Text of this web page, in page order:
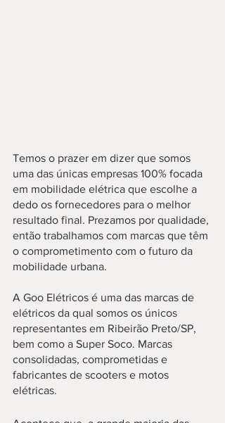
Temos o prazer em dizer que somos
uma das únicas empresas 100% focada
em mobilidade elétrica que escolhe a
dedo os fornecedores para o melhor
resultado final. Prezamos por qualidade,
então trabalhamos com marcas que têm
o comprometimento com o futuro da
mobilidade urbana.
A Goo Elétricos é uma das marcas de
elétricos da qual somos os únicos
representantes em Ribeirão Preto/SP,
bem como a Super Soco. Marcas
consolidadas, comprometidas e
fabricantes de scooters e motos
elétricas.